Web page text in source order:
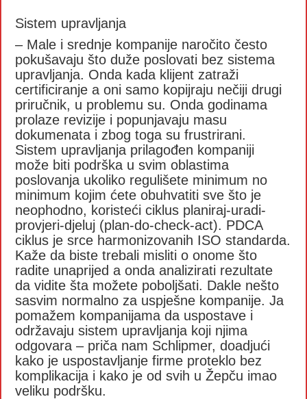
Sistem upravljanja
– Male i srednje kompanije naročito često
pokušavaju što duže poslovati bez sistema
upravljanja. Onda kada klijent zatraži
certificiranje a oni samo kopijraju nečiji drugi
priručnik, u problemu su. Onda godinama
prolaze revizije i popunjavaju masu
dokumenata i zbog toga su frustrirani.
Sistem upravljanja prilagođen kompaniji
može biti podrška u svim oblastima
poslovanja ukoliko regulišete minimum no
minimum kojim ćete obuhvatiti sve što je
neophodno, koristeći ciklus planiraj-uradi-
provjeri-djeluj (plan-do-check-act). PDCA
ciklus je srce harmonizovanih ISO standarda.
Kaže da biste trebali misliti o onome što
radite unaprijed a onda analizirati rezultate
da vidite šta možete poboljšati. Dakle nešto
sasvim normalno za uspješne kompanije. Ja
pomažem kompanijama da uspostave i
održavaju sistem upravljanja koji njima
odgovara – priča nam Schlipmer, doadjući
kako je uspostavljanje firme proteklo bez
komplikacija i kako je od svih u Žepču imao
veliku podršku.